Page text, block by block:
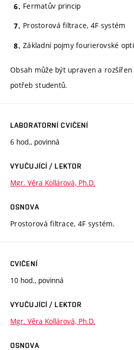
Fermatův princip
Prostorová filtrace, 4F systém
Základní pojmy fourierovské
Obsah může být upraven a
potřeb studentů.
LABORATORNÍ CVIČENÍ
6 hod., povinná
VYUČUJÍCÍ / LEKTOR
Mgr. Věra Kollárová, Ph.D.
OSNOVA
Prostorová filtrace, 4F systém.
CVIČENÍ
10 hod., povinná
VYUČUJÍCÍ / LEKTOR
Mgr. Věra Kollárová, Ph.D.
OSNOVA